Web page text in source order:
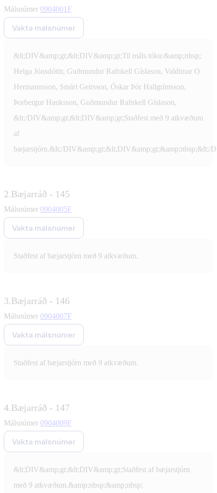
Málsnúmer 0904001F
Vakta málsnúmer
&lt;DIV&amp;gt;&lt;DIV&amp;gt;Til máls tóku:&amp;nbsp;
Helga Jónsdóttir, Guðmundur Rafnkell Gíslason, Valdimar O
Hermannsson, Smári Geirsson, Óskar Þór Hallgrímsson,
Þorbergur Hauksson, Guðmundur Rafnkell Gíslason,
&lt;/DIV&amp;gt;&lt;DIV&amp;gt;Staðfest með 9 atkvæðum
af
bæjarstjórn.&lt;/DIV&amp;gt;&lt;DIV&amp;gt;&amp;nbsp;&lt;/
2.Bæjarráð - 145
Málsnúmer 0904005F
Vakta málsnúmer
Staðfest af bæjarstjórn með 9 atkvæðum.
3.Bæjarráð - 146
Málsnúmer 0904007F
Vakta málsnúmer
Staðfest af bæjarstjórn með 9 atkvæðum.
4.Bæjarráð - 147
Málsnúmer 0904009F
Vakta málsnúmer
&lt;DIV&amp;gt;&lt;DIV&amp;gt;Staðfest af bæjarstjórn
með 9 atkvæðum.&amp;nbsp;&amp;nbsp;